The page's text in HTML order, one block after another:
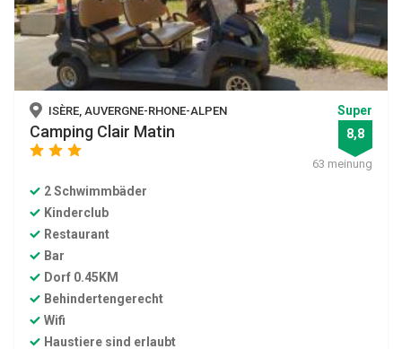
ISÈRE, AUVERGNE-RHONE-ALPEN
Camping Clair Matin
star star
Super
8,8
63 meinung
2 Schwimmbäder
Kinderclub
Restaurant
Bar
Dorf 0.45KM
Behindertengerecht
Wifi
Haustiere sind erlaubt